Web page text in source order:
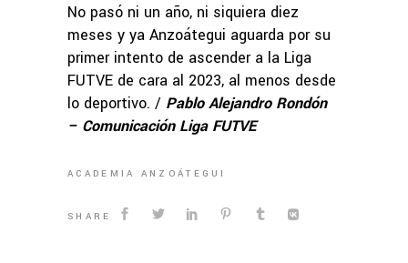
No pasó ni un año, ni siquiera diez
meses y ya Anzoátegui aguarda por su
primer intento de ascender a la Liga
FUTVE de cara al 2023, al menos desde
lo deportivo. / Pablo Alejandro Rondón
– Comunicación Liga FUTVE
ACADEMIA ANZOÁTEGUI
SHARE